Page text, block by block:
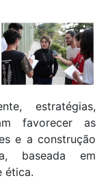
estratégias,
favorecer as
e a construção
baseada em
ética.